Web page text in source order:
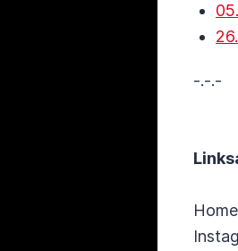
-.-.-